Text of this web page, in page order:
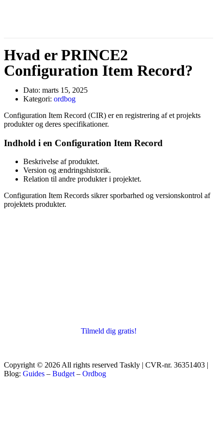
Hvad er PRINCE2
Configuration Item Record?
Dato: marts 15, 2025
Kategori: ordbog
Configuration Item Record (CIR) er en registrering af et projekts
produkter og deres specifikationer.
Indhold i en Configuration Item Record
Beskrivelse af produktet.
Version og ændringshistorik.
Relation til andre produkter i projektet.
Configuration Item Records sikrer sporbarhed og versionskontrol af
projektets produkter.
Tilmeld dig gratis!
Copyright © 2026 All rights reserved Taskly | CVR-nr. 36351403 |
Blog: Guides – Budget – Ordbog